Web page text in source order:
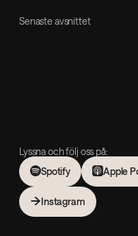
Senaste avsnittet
Lyssna och följ oss på:
Spotify
Apple
Instagram